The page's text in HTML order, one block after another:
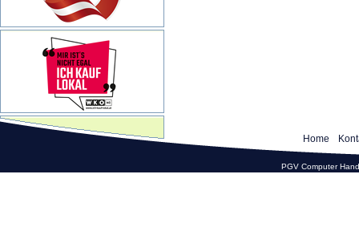
Home
PGV Computer